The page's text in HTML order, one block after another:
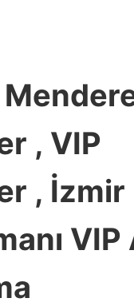
, VIP
, İzmir
VIP